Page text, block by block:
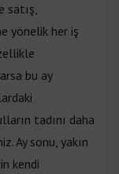
satış,
yönelik her iş
bu ay
tadını daha
Ay sonu, yakın
kendi